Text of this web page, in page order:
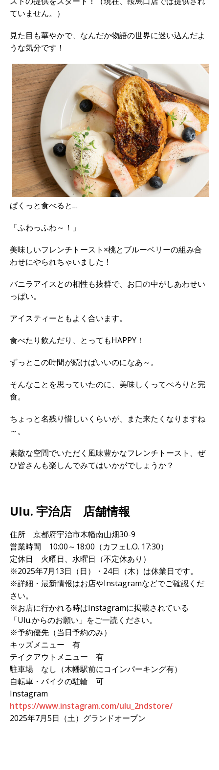
ていません。）
見た目も華やかで、なんだか物語の世界に迷い込んだよ
うな気分です！
ぱくっと食べると…
「ふわっふわ～！」
美味しいフレンチトースト×桃とブルーベリーの組み合
わせにやられちゃいました！
バニラアイスとの相性も抜群で、お口の中がしあわせい
っぱい。
アイスティーともよく合います。
食べたり飲んだり、とってもHAPPY！
ずっとこの時間が続けばいいのになあ～。
そんなことを思っていたのに、美味しくってぺろりと完
食。
ちょっと名残り惜しいくらいが、また来たくなりますね
～。
素敵な空間でいただく風味豊かなフレンチトースト、ぜ
ひ皆さんも楽しんでみてはいかがでしょうか？
Ulu. 宇治店 店舗情報
住所 京都府宇治市木幡南山畑30-9
営業時間 10:00～18:00（カフェL.O. 17:30）
定休日 火曜日、水曜日（不定休あり）
※2025年7月13日（日）・24日（木）は休業日です。
※詳細・最新情報はお店やInstagramなどでご確認くだ
さい。
※お店に行かれる時はInstagramに掲載されている
「Ulu.からのお願い」をご一読ください。
※予約優先（当日予約のみ）
キッズメニュー 有
テイクアウトメニュー 有
駐車場 なし（木幡駅前にコインパーキング有）
自転車・バイクの駐輪 可
Instagram
https://www.instagram.com/ulu_2ndstore/
2025年7月5日（土）グランドオープン